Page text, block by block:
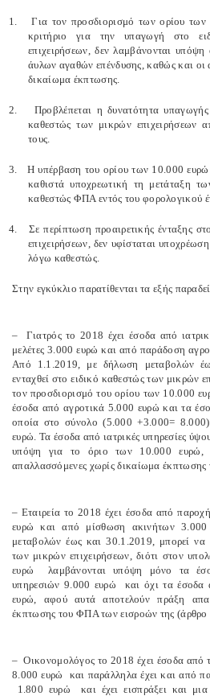
1.
Για τον προσδιορισμό των ορίου
κριτήριο για την υπαγωγή στο
επιχειρήσεων, δεν λαμβάνονται
άυλων αγαθών επένδυσης, καθώς και οι
δικαίωμα έκπτωσης.
2.
Προβλέπεται η δυνατότητα
καθεστώς των μικρών επιχειρήσεων
τους.
3.
Η υπέρβαση του ορίου των 10.000
καθιστά υποχρεωτική τη μετάταξη
καθεστώς ΦΠΑ εντός του φορολογικού
4.
Σε περίπτωση προαιρετικής ένταξης
επιχειρήσεων, δεν υφίσταται
λόγω καθεστώς.
Στην εγκύκλιο παρατίθενται τα εξής
– Γιατρός το 2018 έχει έσοδα από
μελέτες 3.000 ευρώ και από παράδοση
Από 1.1.2019, με δήλωση μεταβολών
ενταχθεί στο ειδικό καθεστώς των μικρών
τον προσδιορισμό του ορίου των 10.000
έσοδα από αγροτικά 5.000 ευρώ και τα
οποία στο σύνολο (5.000 +3.000= 8.000)
ευρώ. Τα έσοδα από ιατρικές υπηρεσίες
υπόψη για το όριο των 10.000 ευρώ,
απαλλασσόμενες χωρίς δικαίωμα
– Εταιρεία το 2018 έχει έσοδα από
ευρώ και από μίσθωση ακινήτων
μεταβολών έως και 30.1.2019, μπορεί να
των μικρών επιχειρήσεων, διότι στον
ευρώ λαμβάνονται υπόψη μόνο τα
υπηρεσιών 9.000 ευρώ και όχι τα
ευρώ, αφού αυτά αποτελούν πράξη
έκπτωσης του ΦΠΑ των εισροών της (άρθρο
– Οικονομολόγος το 2018 έχει έσοδα από
8.000 ευρώ και παράλληλα έχει και από
1.800 ευρώ και έχει εισπράξει και